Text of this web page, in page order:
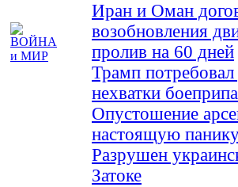
Иран и Оман
возобновления
пролив на 60 дней
Трамп потребовал
нехватки
Опустошение
настоящую
Разрушен
Затоке